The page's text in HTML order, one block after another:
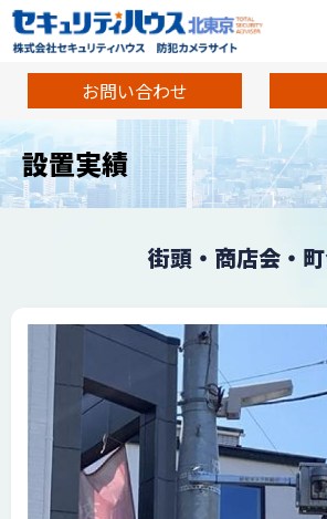
お問い合わせ
設置実績
街頭・商店会・